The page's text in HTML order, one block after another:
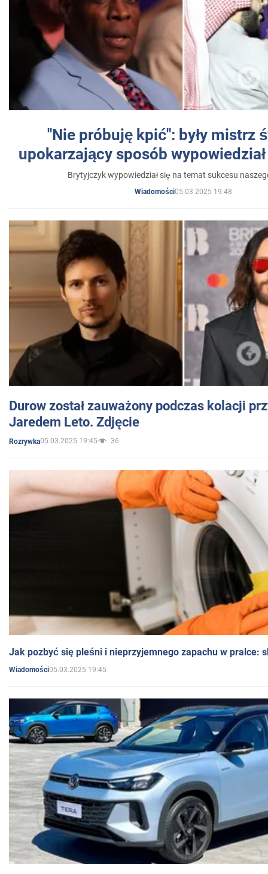
"Nie próbuję kpić": były mistrz
upokarzający sposób
Brytyjczyk wypowiedział się na temat sukcesu
Wiadomości05.03.2025 19:48
Durow został zauważony podczas kolacji
Jaredem Leto. Zdjęcie
Rozrywka05.03.2025 19:45 36
Jak pozbyć się pleśni i nieprzyjemnego zapachu w pralce:
Wiadomości05.03.2025 19:45